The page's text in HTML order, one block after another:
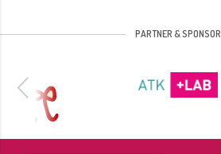
PARTNER & SPONSOR